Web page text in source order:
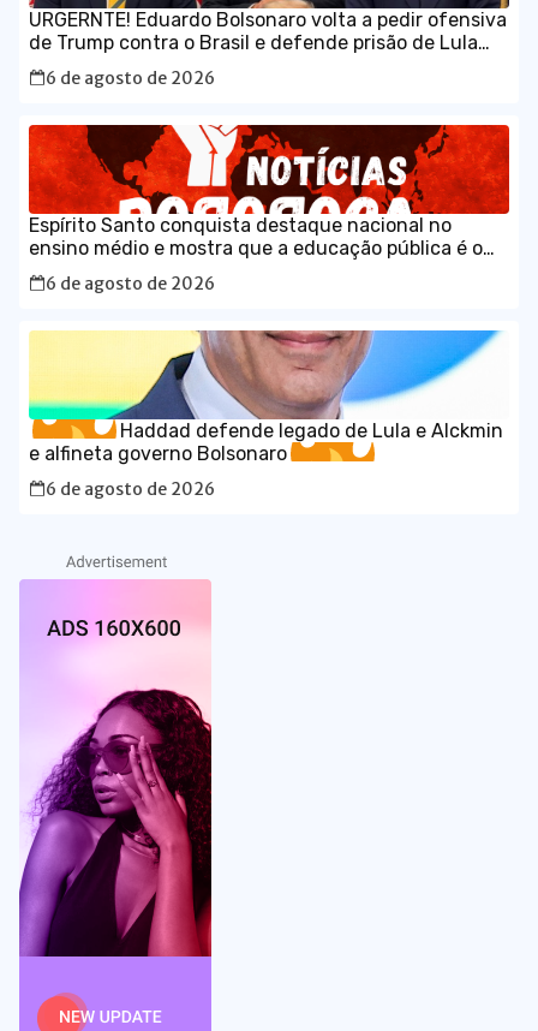
URGERNTE! Eduardo Bolsonaro volta a pedir ofensiva
de Trump contra o Brasil e defende prisão de Lula
em vídeo em inglês
6 de agosto de 2026
Espírito Santo conquista destaque nacional no
ensino médio e mostra que a educação pública é o
caminho para o desenvolvimento do Brasil
6 de agosto de 2026
Haddad defende legado de Lula e Alckmin
e alfineta governo Bolsonaro
6 de agosto de 2026